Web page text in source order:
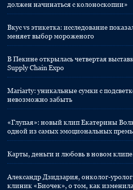
должен начинаться с колоноскопии»
Вкус vs этикетка: исследование
меняет выбор мороженого
В Пекине открылась четвертая
Supply Chain Expo
Mariarty: уникальные сумки с
невозможно забыть
«Глупая»: новый клип Екатерины
одной из самых эмоциональных
Карты, деньги и любовь в новом
Александр Дзидзария, онколог-уролог
клиник «Биочек», о том, как